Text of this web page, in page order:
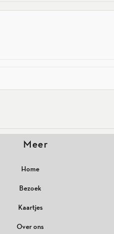
Meer
Home
Bezoek
Kaartjes
Over ons